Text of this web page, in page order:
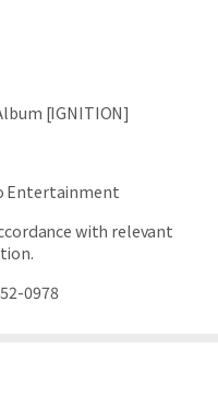
[IGNITION]
Entertainment
with relevant
0978